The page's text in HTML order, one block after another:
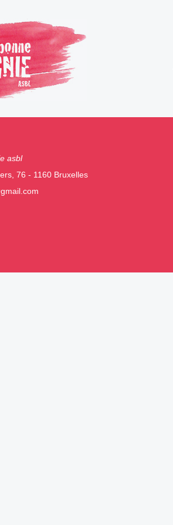
asbl
76 - 1160 Bruxelles